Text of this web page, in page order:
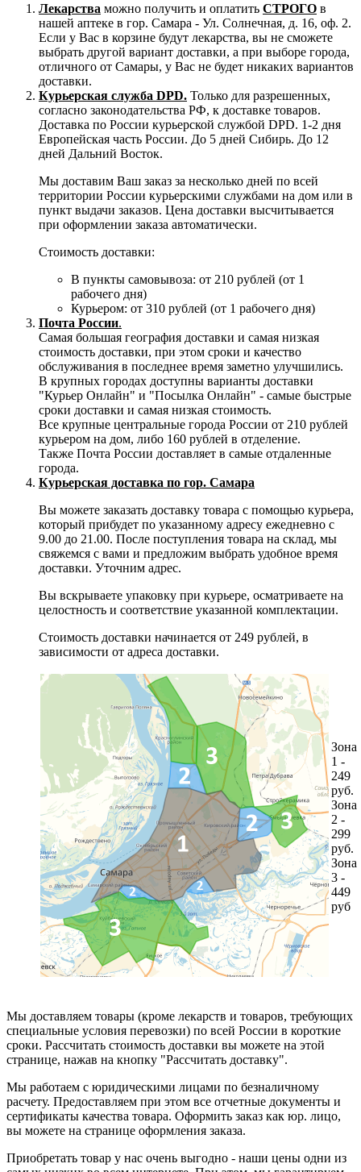
Лекарства можно получить и оплатить СТРОГО в
нашей аптеке в гор. Самара - Ул. Солнечная, д. 16, оф. 2.
Если у Вас в корзине будут лекарства, вы не сможете
выбрать другой вариант доставки, а при выборе города,
отличного от Самары, у Вас не будет никаких вариантов
доставки.
Курьерская служба DPD. Только для разрешенных,
согласно законодательства РФ, к доставке товаров.
Доставка по России курьерской службой DPD. 1-2 дня
Европейская часть России. До 5 дней Сибирь. До 12
дней Дальний Восток.
Мы доставим Ваш заказ за несколько дней по всей
территории России курьерскими службами на дом или в
пункт выдачи заказов. Цена доставки высчитывается
при оформлении заказа автоматически.
Стоимость доставки:
В пункты самовывоза: от 210 рублей (от 1
рабочего дня)
Курьером: от 310 рублей (от 1 рабочего дня)
Почта России.
Самая большая география доставки и самая низкая
стоимость доставки, при этом сроки и качество
обслуживания в последнее время заметно улучшились.
В крупных городах доступны варианты доставки
"Курьер Онлайн" и "Посылка Онлайн" - самые быстрые
сроки доставки и самая низкая стоимость.
Все крупные центральные города России от 210 рублей
курьером на дом, либо 160 рублей в отделение.
Также Почта России доставляет в самые отдаленные
города.
Курьерская доставка по гор. Самара
Вы можете заказать доставку товара с помощью курьера,
который прибудет по указанному адресу ежедневно с
9.00 до 21.00. После поступления товара на склад, мы
свяжемся с вами и предложим выбрать удобное время
доставки. Уточним адрес.
Вы вскрываете упаковку при курьере, осматриваете на
целостность и соответствие указанной комплектации.
Стоимость доставки начинается от 249 рублей, в
зависимости от адреса доставки.
Зона
1 -
249
руб.
Зона
2 -
299
руб.
Зона
3 -
449
руб
Мы доставляем товары (кроме лекарств и товаров, требующих
специальные условия перевозки) по всей России в короткие
сроки. Рассчитать стоимость доставки вы можете на этой
странице, нажав на кнопку "Рассчитать доставку".
Мы работаем с юридическими лицами по безналичному
расчету. Предоставляем при этом все отчетные документы и
сертификаты качества товара. Оформить заказ как юр. лицо,
вы можете на странице оформления заказа.
Приобретать товар у нас очень выгодно - наши цены одни из